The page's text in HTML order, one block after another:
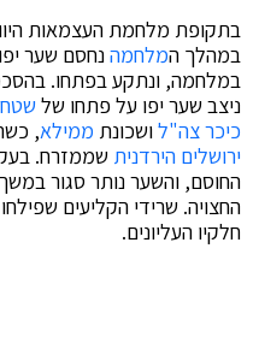
בתקופת מלחמת העצמאות
במהלך המלחמהנחסם שער
במלחמה, ונתקע בפתחו.
ניצב שער יפו על פתחו של
כיכר צה"לושכונת ממילא,
ירושלים הירדניתשממזרח.
החוסם, והשער נותר סגור
החצויה. שרידי הקליעים
חלקיו העליונים.